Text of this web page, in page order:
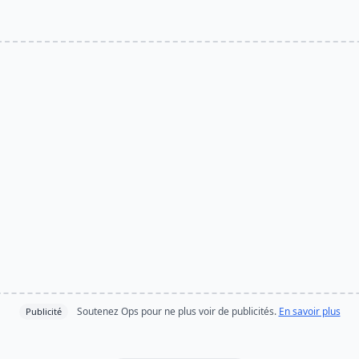
Publicité Soutenez Ops pour ne plus voir de publicités. En savoir plus